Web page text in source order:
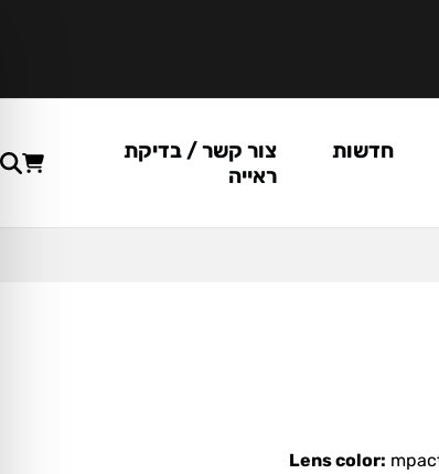
חדשות
צור קשר / בדיקת
ראייה
Lens color: